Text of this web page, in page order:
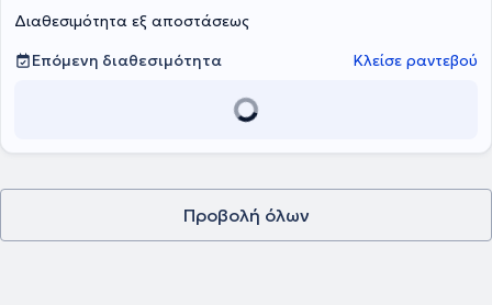
Διαθεσιμότητα εξ αποστάσεως
Επόμενη διαθεσιμότητα
Κλείσε ραντεβού
Προβολή όλων